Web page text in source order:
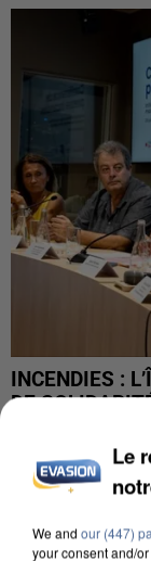
INCENDIES :
DE
Le
We and our (447)
your consent and/